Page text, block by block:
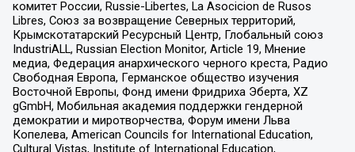
комитет России, Russie-Libertes, La Asocicion de Rusos
Libres, Союз за возвращение Северных территорий,
Крымскотатарский Ресурсный Центр, Глобальный союз
IndustriALL, Russian Election Monitor, Article 19, Мнение
медиа, Федерация анархического черного креста, Радио
Свободная Европа, Германское общество изучения
Восточной Европы, Фонд имени Фридриха Эберта, XZ
gGmbH, Мобильная академия поддержки гендерной
демократии и миротворчества, Форум имени Льва
Копелева, American Councils for International Education,
Cultural Vistas, Institute of International Education,